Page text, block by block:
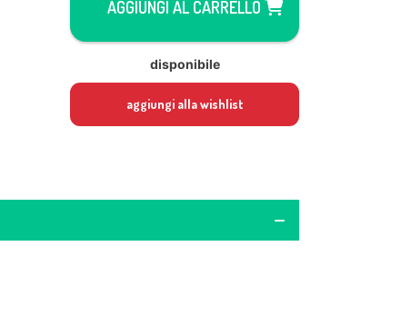
AGGIUNGI AL CARRELLO
disponibile
aggiungi alla wishlist